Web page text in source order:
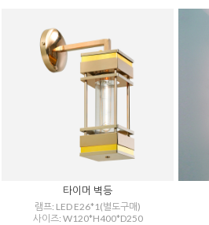
타이머 벽등
램프: LED E26*1(별도구매)
사이즈: W120*H400*D250